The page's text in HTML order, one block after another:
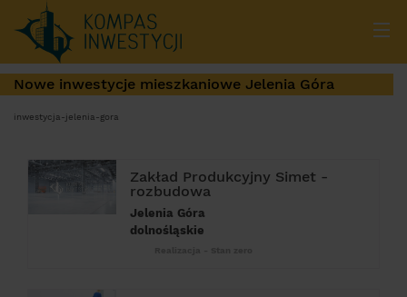
Nowe inwestycje mieszkaniowe Jelenia Góra
inwestycja-jelenia-gora
Zakład Produkcyjny Simet -
rozbudowa
Jelenia Góra
dolnośląskie